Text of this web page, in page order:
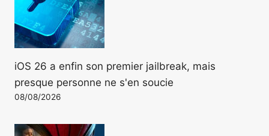
iOS 26 a enfin son premier jailbreak, mais
presque personne ne s'en soucie
08/08/2026